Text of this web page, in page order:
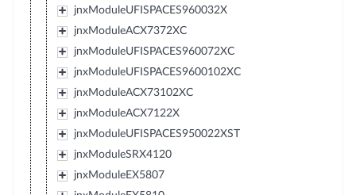
jnxModuleUFISPACES960032X
jnxModuleACX7372XC
jnxModuleUFISPACES960072XC
jnxModuleUFISPACES9600102XC
jnxModuleACX73102XC
jnxModuleACX7122X
jnxModuleUFISPACES950022XST
jnxModuleSRX4120
jnxModuleEX5807